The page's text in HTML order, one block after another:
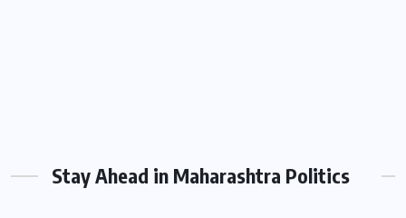
Stay Ahead in Maharashtra Politics